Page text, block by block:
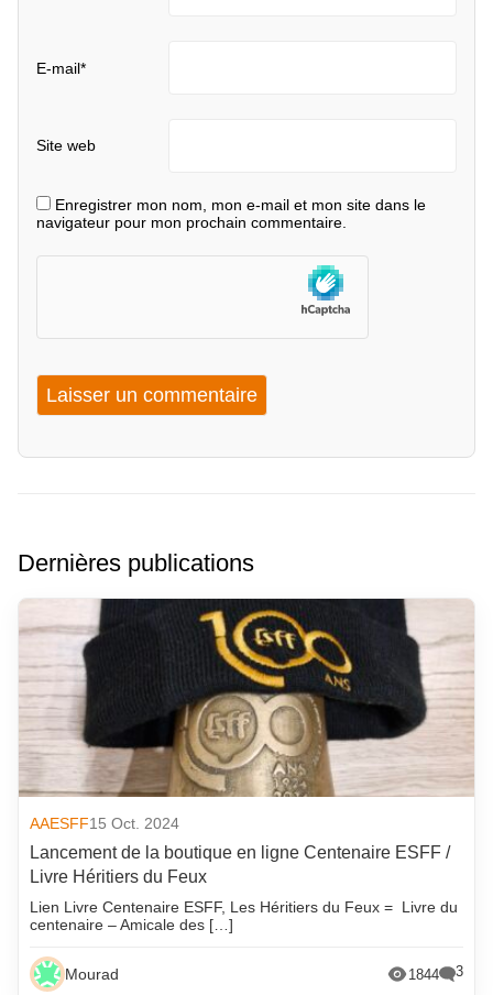
E-mail*
Site web
Enregistrer mon nom, mon e-mail et mon site dans le
navigateur pour mon prochain commentaire.
Dernières publications
AAESFF15 Oct. 2024
Lancement de la boutique en ligne Centenaire ESFF /
Livre Héritiers du Feux
Lien Livre Centenaire ESFF, Les Héritiers du Feux = Livre du
centenaire – Amicale des […]
Mourad 1844 3